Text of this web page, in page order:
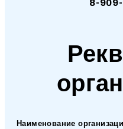
8-
Наименование